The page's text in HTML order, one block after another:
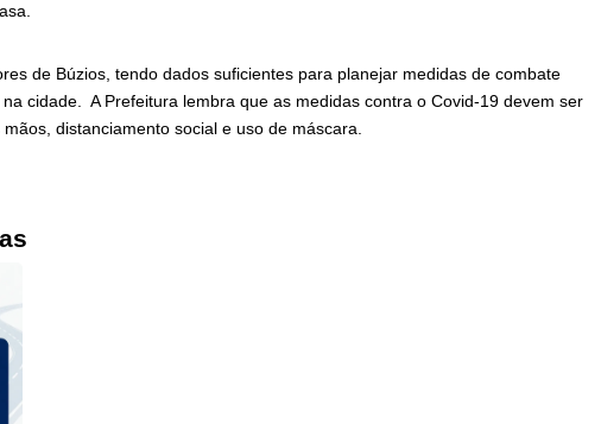
de Búzios, tendo dados suficientes para planejar medidas de combate
cidade. A Prefeitura lembra que as medidas contra o Covid-19 devem ser
distanciamento social e uso de máscara.